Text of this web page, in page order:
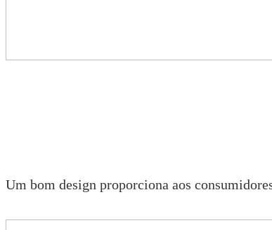
Um bom design proporciona aos